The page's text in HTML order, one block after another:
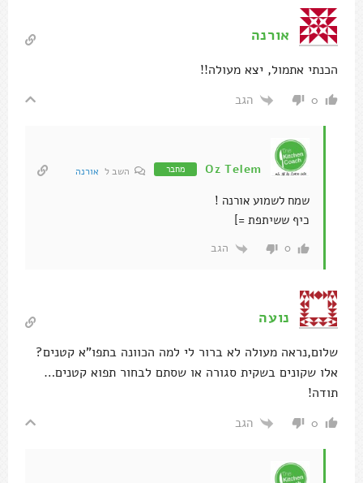
אורנה
הכנתי אתמול, יצא מעולה!!
0 הגב
Oz Telem מחבר השב ל אורנה
שמח לשמוע אורנה !
כיף ששיתפת =]
0 הגב
נועה
שלום,נראה מעולה לא ברור לי למה הכוונה בתפו"א קטנים?
אלו שקונים בשקית סגורה או שסתם לבחור תפוא קטנים…
תודה!
0 הגב